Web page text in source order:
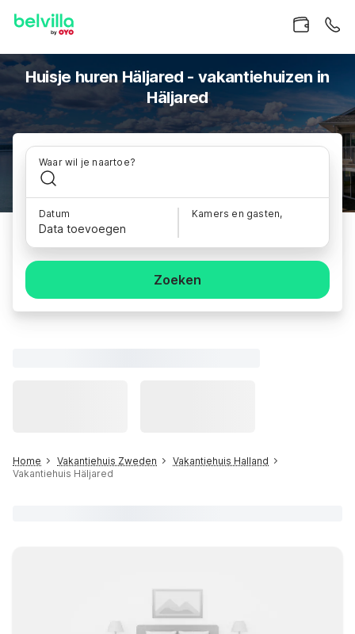
Huisje huren Häljared - vakantiehuizen in
Häljared
Waar wil je naartoe?
Datum
Data toevoegen
Kamers en gasten,
Zoeken
Home Vakantiehuis Zweden
Vakantiehuis Halland
Vakantiehuis Häljared